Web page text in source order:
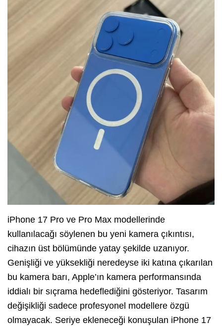
iPhone 17 Pro ve Pro Max modellerinde
kullanılacağı söylenen bu yeni kamera çıkıntısı,
cihazın üst bölümünde yatay şekilde uzanıyor.
Genişliği ve yüksekliği neredeyse iki katına çıkarılan
bu kamera barı, Apple’ın kamera performansında
iddialı bir sıçrama hedeflediğini gösteriyor. Tasarım
değişikliği sadece profesyonel modellere özgü
olmayacak. Seriye ekleneceği konuşulan iPhone 17